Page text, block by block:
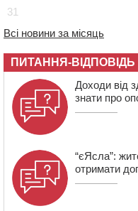
07:23
Уманські
який відсидів
05 СЕРПНЯ 2026,
20:28 Наступні два дні
африканського
31
Всі новини за місяць
ПИТАННЯ-ВІДПОВІДЬ
Доходи від
знати про
“єЯсла”:
отримати